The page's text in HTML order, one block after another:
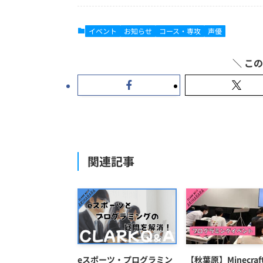
イベント お知らせ コース・専攻 声優
関連記事
eスポーツ・プログラミン 【秋葉原】